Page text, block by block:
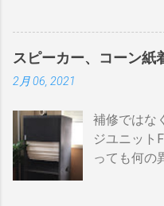
早い話が
通りで蓄熱
まま反映
勿論焦げま
よる炎の揺
温度が下が
反応が早い
比べて短
波の接続
１ 地上波の
「地上波ア
の地上波
（出力）」
ル」端子を
す。 BSの
「BSアン
力のHPで
気毛布２、
ー・電気
２・トース
してみると
た。７０ア
ーカー、
スピーカー、コーン紙
2月 06, 2021
補修ではな
ジユニット
っても何の
で使って